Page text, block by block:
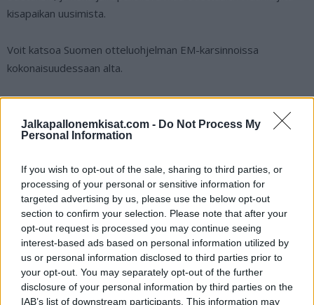
Jalkapallonemkisat.com - Do Not Process My
Personal Information
If you wish to opt-out of the sale, sharing to third parties, or
processing of your personal or sensitive information for
targeted advertising by us, please use the below opt-out
section to confirm your selection. Please note that after your
opt-out request is processed you may continue seeing
interest-based ads based on personal information utilized by
us or personal information disclosed to third parties prior to
your opt-out. You may separately opt-out of the further
disclosure of your personal information by third parties on the
IAB’s list of downstream participants. This information may
kisapaikan uusimista.
Voit katsoa Suomen otteluohjelman EM-karsinnoissa
kokonaisuudessaan alta.
Huuhkajat EM-karsinnoissa – näin pelataan
Pohjois-Irlanti – Suomi 26.3. klo 21.45
Suomi – Slovenia 16.6. klo 19.00
Suomi – San Marino 19.6. klo 19.00
Kazakstan – Suomi 7.9. klo 17.00
Suomi – Tanska 10.9. klo 19.00
Slovenia – Suomi 14.10. klo 19.00
Suomi – Kazakstan 17.10. klo 19.00
Suomi – Pohjois-Irlanti 17.11. klo 19.00